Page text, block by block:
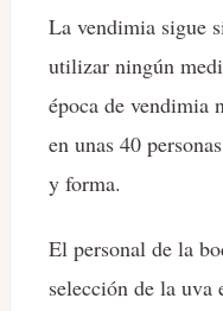
La vendimia sigue
utilizar ningún
época de vendimia
en unas 40
y forma.
El personal de la
selección de la